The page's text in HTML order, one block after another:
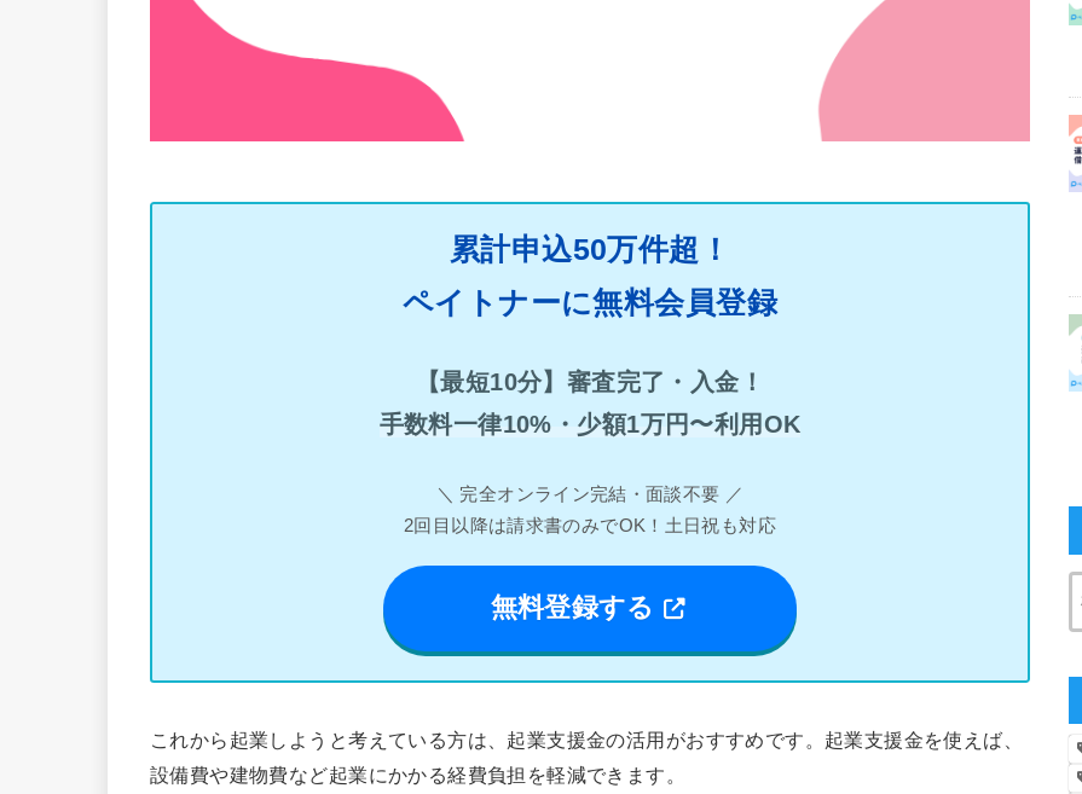
累計申込50万件超！
ペイトナーに無料会員登録
【最短10分】審査完了・入金！
手数料一律10%・少額1万円〜利用OK
＼ 完全オンライン完結・面談不要 ／
2回目以降は請求書のみでOK！土日祝も対応
無料登録する
これから起業しようと考えている方は、起業支援金の活用がおすすめです。起業支援金を使えば、
設備費や建物費など起業にかかる経費負担を軽減できます。